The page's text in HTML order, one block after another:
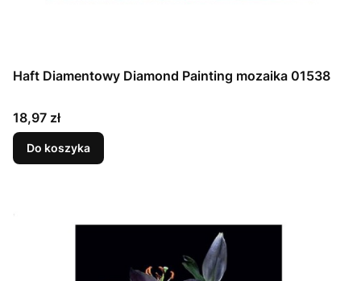
Haft Diamentowy Diamond Painting mozaika 01538
Cena
18,97 zł
Do koszyka